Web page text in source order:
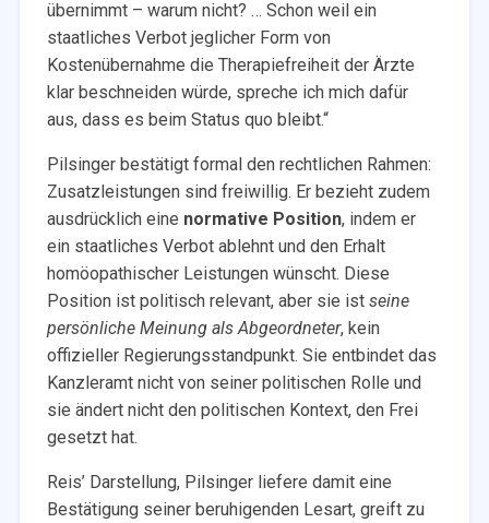
übernimmt – warum nicht? … Schon weil ein
staatliches Verbot jeglicher Form von
Kostenübernahme die Therapiefreiheit der Ärzte
klar beschneiden würde, spreche ich mich dafür
aus, dass es beim Status quo bleibt.“
Pilsinger bestätigt formal den rechtlichen Rahmen:
Zusatzleistungen sind freiwillig. Er bezieht zudem
ausdrücklich eine normative Position, indem er
ein staatliches Verbot ablehnt und den Erhalt
homöopathischer Leistungen wünscht. Diese
Position ist politisch relevant, aber sie ist seine
persönliche Meinung als Abgeordneter, kein
offizieller Regierungsstandpunkt. Sie entbindet das
Kanzleramt nicht von seiner politischen Rolle und
sie ändert nicht den politischen Kontext, den Frei
gesetzt hat.
Reis’ Darstellung, Pilsinger liefere damit eine
Bestätigung seiner beruhigenden Lesart, greift zu